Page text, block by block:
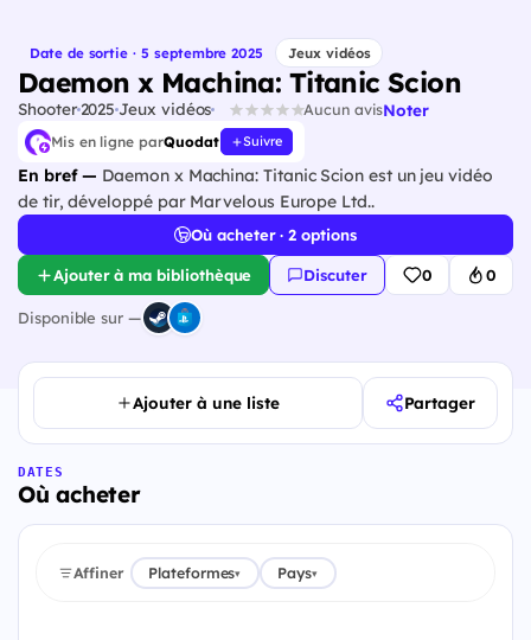
Date de sortie · 5 septembre 2025 Jeux vidéos
Daemon x Machina: Titanic Scion
Shooter2025Jeux vidéos Aucun avisNoter
Mis en ligne parQuodat Suivre
En bref — Daemon x Machina: Titanic Scion est un jeu vidéo
de tir, développé par Marvelous Europe Ltd..
Où acheter · 2 options
Ajouter à ma bibliothèque Discuter 0 0
Disponible sur —
Ajouter à une liste Partager
DATES
Où acheter
Affiner Plateformes▾ Pays▾